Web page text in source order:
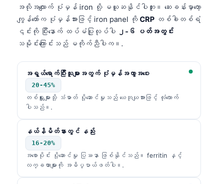
အလိုအလျောက် ပုံမှန် iron လို့ မယူဆနိုင်ပါဘူး။ ဆေးခန်းမှာတော့
ကျွန်တော်က ပုံမှန်အားဖြင့် iron panel ကို CRP တစ်ခါတစ်ရံ
၎င်းကို ပြီးနောက် ထပ်မံပြုလုပ်ပါ ၂-၆ ပတ်အတွင်း
သမိုင်းကြောင်းသည် မကိုက်ညီပါက။.
အရွယ်ရောက်ပြီးသူများအတွက် ပုံမှန်အကွာအဝေး
20-45%
တစ်ရှူးများသို့ သံဓာတ် ပို့ဆောင်မှုသည် ယေဘုယျအားဖြင့် လုံလောက်
ပါသည်။.
နယ်နိမိတ်နားတွင် နည်း
16-20%
အစောပိုင်း ပို့ဆောင်မှု ပြဿနာ ဖြစ်နိုင်သည်။ ferritin နှင့်
လက္ခဏာများကို အဓိပ္ပာယ်ဖတ်ပါ။.